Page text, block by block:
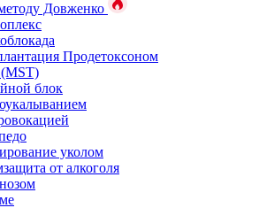
Довженко
Продетоксоном
блок
уколом
от алкоголя